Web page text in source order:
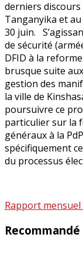
derniers discours
Tanganyika et au
30 juin.
de sécurité
DFID à la
brusque suite
gestion des
la ville de
poursuivre ce
particulier sur la
généraux à la
spécifiquement
du processus
Rapport